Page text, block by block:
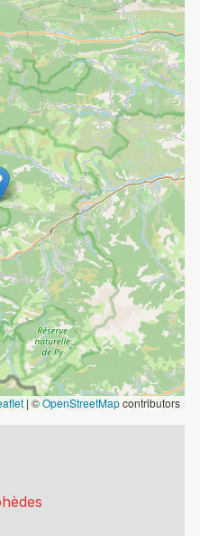
| ©OpenStreetMapcontributors